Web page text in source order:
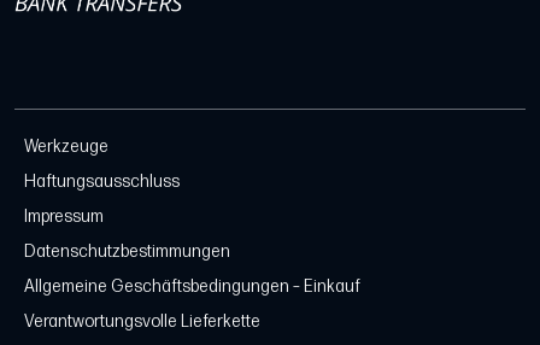
Werkzeuge
Haftungsausschluss
Impressum
Datenschutzbestimmungen
Allgemeine Geschäftsbedingungen – Einkauf
Verantwortungsvolle Lieferkette